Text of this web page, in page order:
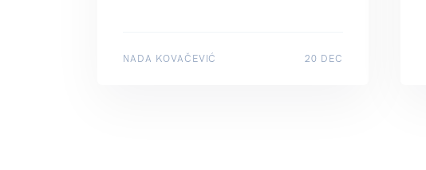
NADA KOVAČEVIĆ 20 DEC